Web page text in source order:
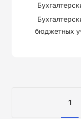
бюджетных
1